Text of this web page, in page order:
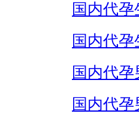
国内代
国内代孕
国内代
国内代